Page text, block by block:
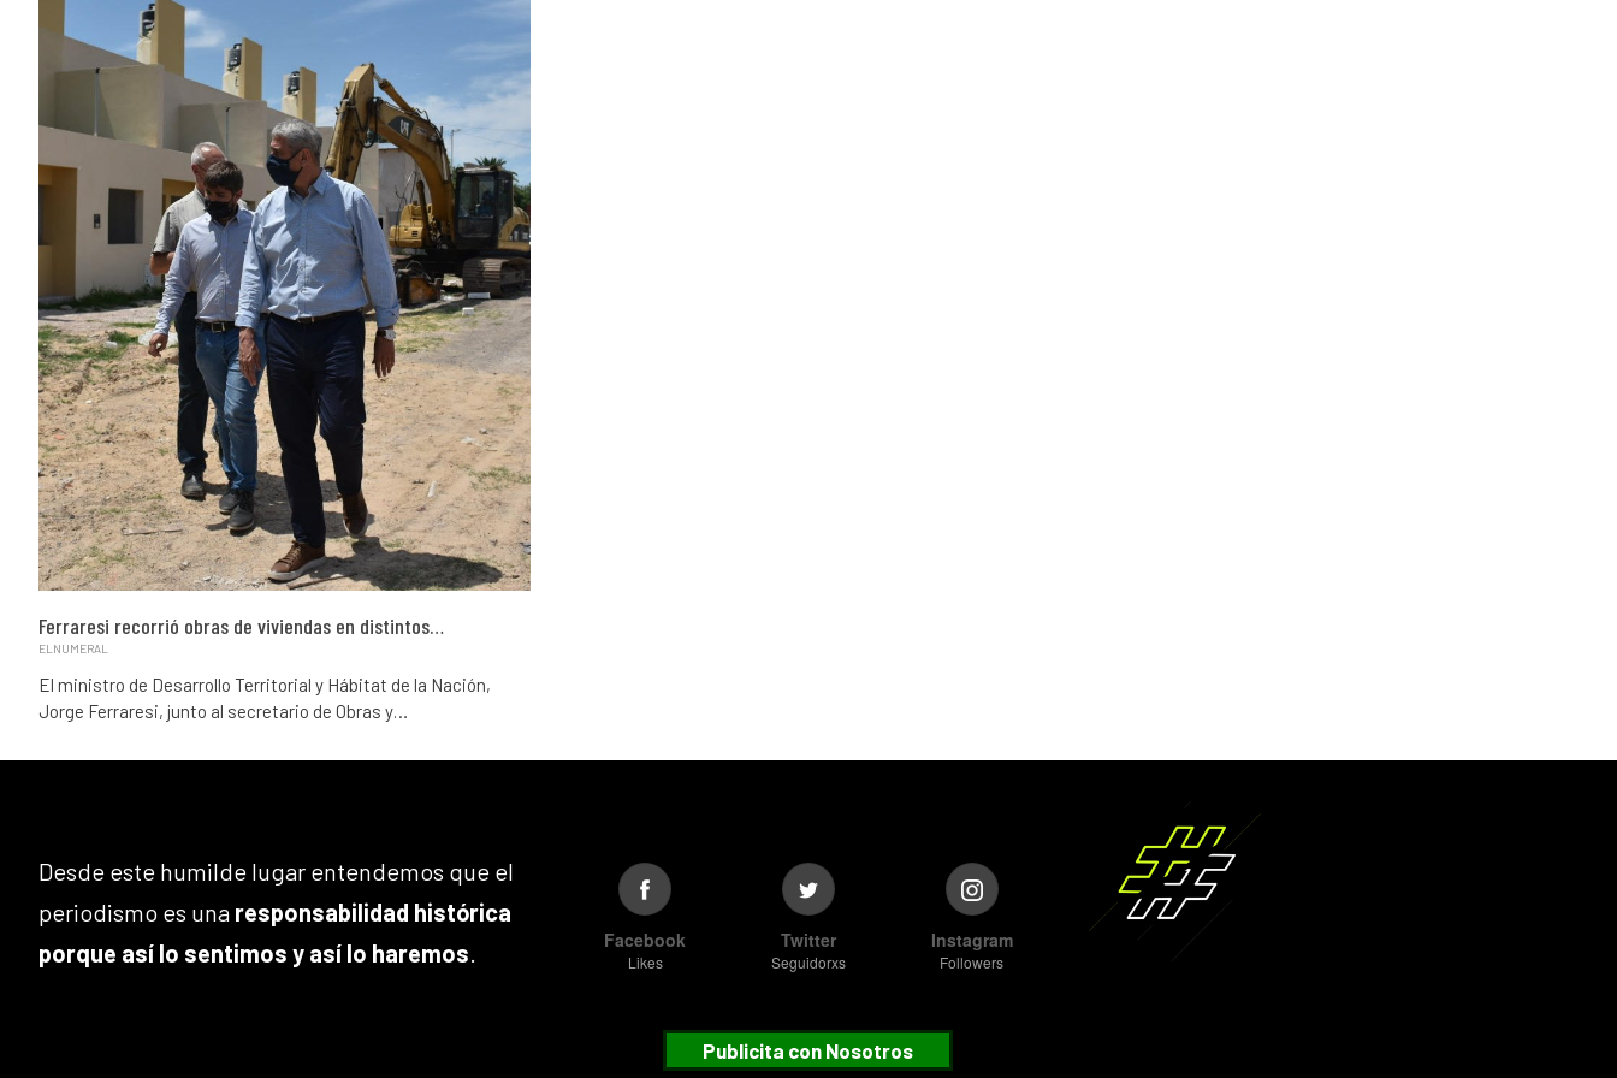
Ferraresi recorrió obras de viviendas en distintos…
ELNUMERAL
El ministro de Desarrollo Territorial y Hábitat de la Nación,
Jorge Ferraresi, junto al secretario de Obras y…
Desde este humilde lugar entendemos que el
periodismo es una responsabilidad histórica
porque así lo sentimos y así lo haremos
Facebook
Likes
Twitter
Seguidorxs
Instagram
Followers
Publicita con Nosotros